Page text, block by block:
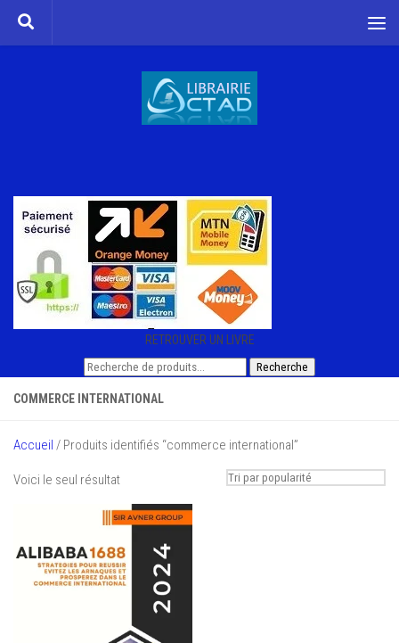
Skip to content
RETROUVER UN LIVRE
Recherche
Recherche
COMMERCE INTERNATIONAL
Accueil / Produits identifiés “commerce international”
Voici le seul résultat